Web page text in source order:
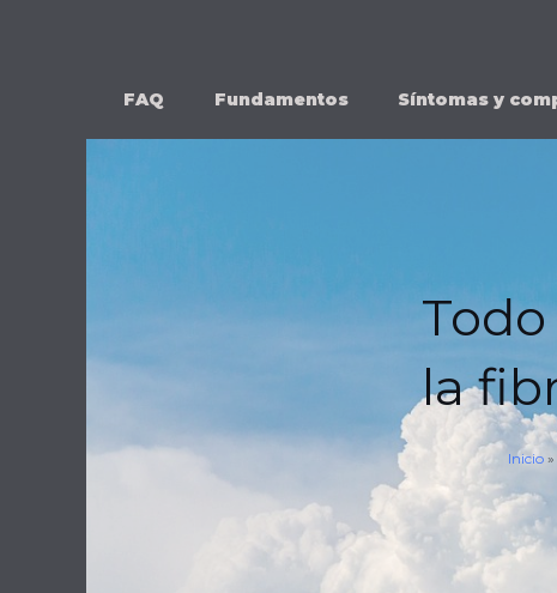
FAQ
Fundamentos Síntomas y
la
Inicio»